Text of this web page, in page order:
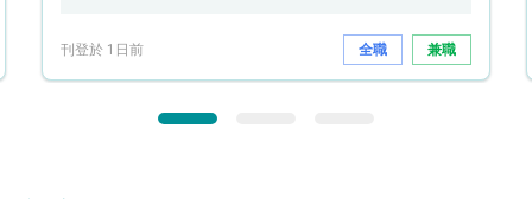
刊登於 1日前 全職 兼職